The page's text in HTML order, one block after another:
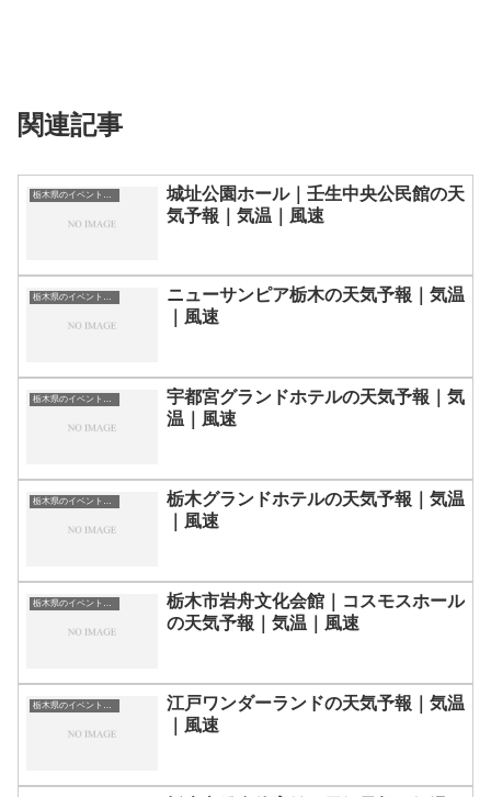
関連記事
栃木県のイベント会場一覧
城址公園ホール｜壬生中央公民館の天
気予報｜気温｜風速
栃木県のイベント会場一覧
ニューサンピア栃木の天気予報｜気温
｜風速
栃木県のイベント会場一覧
宇都宮グランドホテルの天気予報｜気
温｜風速
栃木県のイベント会場一覧
栃木グランドホテルの天気予報｜気温
｜風速
栃木県のイベント会場一覧
栃木市岩舟文化会館｜コスモスホール
の天気予報｜気温｜風速
栃木県のイベント会場一覧
江戸ワンダーランドの天気予報｜気温
｜風速